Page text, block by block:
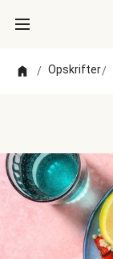
/ Opskrifter/